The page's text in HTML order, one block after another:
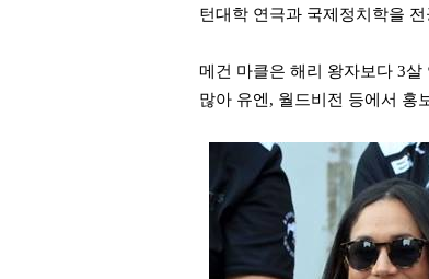
턴대학 연극과 국제정치학을
메건 마클은 해리 왕자보다 3살
많아 유엔, 월드비전 등에서 홍